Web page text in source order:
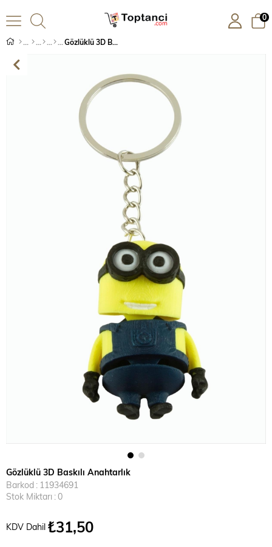
0
Gözlüklü 3D Baskılı Anahtarlık
Gözlüklü 3D Baskılı Anahtarlık
Barkod : 11934691
Stok Miktarı :0
KDV Dahil ₺31,50